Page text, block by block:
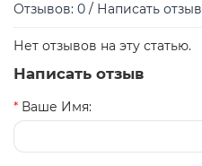
Отзывов: 0 / Написать отзыв
Нет отзывов на эту статью.
Написать отзыв
Ваше Имя: